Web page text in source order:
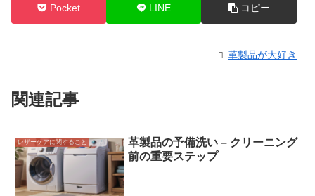
Pocket LINE コピー
革製品が大好き
関連記事
レザーケアに関すること
革製品の予備洗い – クリーニング
前の重要ステップ